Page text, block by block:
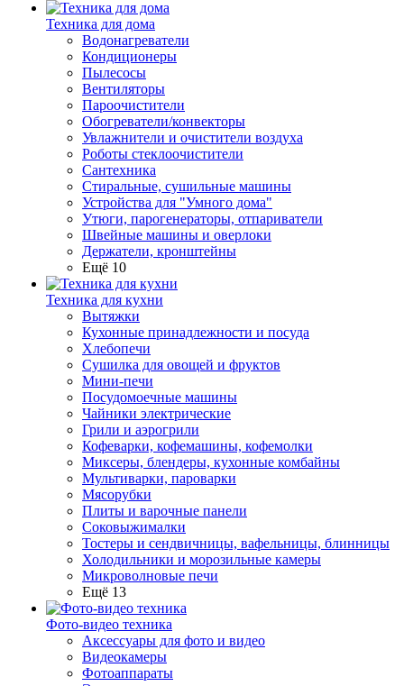
Техника для дома
Водонагреватели
Кондиционеры
Пылесосы
Вентиляторы
Пароочистители
Обогреватели/конвекторы
Увлажнители и очистители воздуха
Роботы стеклоочистители
Сантехника
Стиральные, сушильные машины
Устройства для "Умного дома"
Утюги, парогенераторы, отпариватели
Швейные машины и оверлоки
Держатели, кронштейны
Ещё 10
Техника для кухни
Вытяжки
Кухонные принадлежности и посуда
Хлебопечи
Сушилка для овощей и фруктов
Мини-печи
Посудомоечные машины
Чайники электрические
Грили и аэрогрили
Кофеварки, кофемашины, кофемолки
Миксеры, блендеры, кухонные комбайны
Мультиварки, пароварки
Мясорубки
Плиты и варочные панели
Соковыжималки
Тостеры и сендвичницы, вафельницы, блинницы
Холодильники и морозильные камеры
Микроволновые печи
Ещё 13
Фото-видео техника
Аксессуары для фото и видео
Видеокамеры
Фотоаппараты